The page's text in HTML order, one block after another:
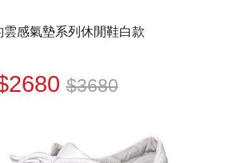
雲感氣墊系列休閒鞋白款
$3680